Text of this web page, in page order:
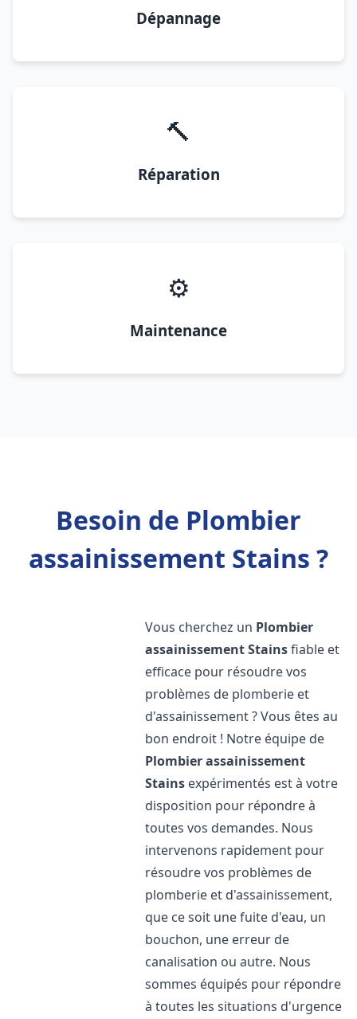
Dépannage
🔨
Réparation
⚙️
Maintenance
Besoin de Plombier
assainissement Stains ?
Vous cherchez un Plombier
assainissementStainsfiable et
efficace pour résoudre vos
problèmes de plomberie et
d'assainissement ? Vous êtes au
bon endroit ! Notre équipe de
Plombier assainissement
Stains expérimentés est à votre
disposition pour répondre à
toutes vos demandes. Nous
intervenons rapidement pour
résoudre vos problèmes de
plomberie et d'assainissement,
que ce soit une fuite d'eau, un
bouchon, une erreur de
canalisation ou autre. Nous
sommes équipés pour répondre
à toutes les situations d'urgence